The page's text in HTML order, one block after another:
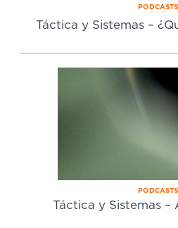
PODCASTS
Táctica y Sistemas –
PODCASTS
Táctica y Sistemas –